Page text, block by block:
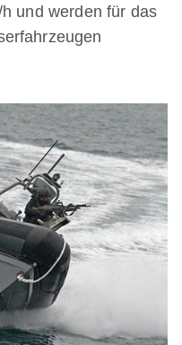
und werden für das